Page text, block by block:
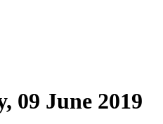
09 June 2019